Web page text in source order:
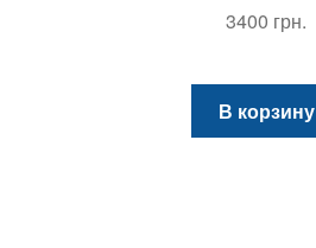
3400 грн.
В корзину